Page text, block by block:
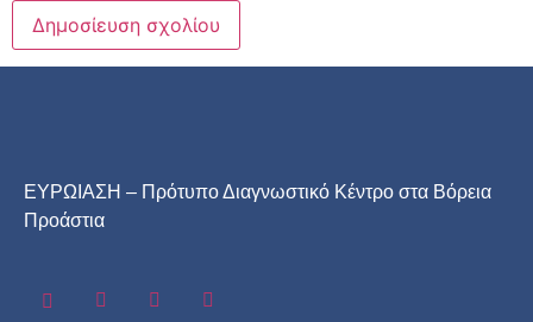
ΕΥΡΩΙΑΣΗ – Πρότυπο Διαγνωστικό Κέντρο στα Βόρεια
Προάστια